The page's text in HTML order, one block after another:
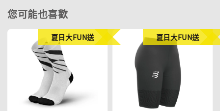
您可能也喜歡
夏日大FUN送 夏日大FUN送